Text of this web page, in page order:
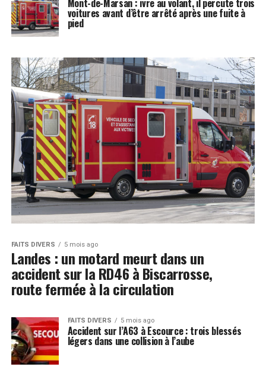
Mont-de-Marsan : ivre au volant, il percute trois
voitures avant d’être arrêté après une fuite à
pied
FAITS DIVERS 5 mois ago
Landes : un motard meurt dans un
accident sur la RD46 à Biscarrosse,
route fermée à la circulation
FAITS DIVERS 5 mois ago
Accident sur l’A63 à Escource : trois blessés
légers dans une collision à l’aube